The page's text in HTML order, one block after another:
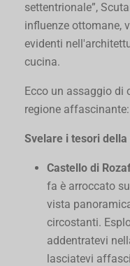
settentrionale”,
influenze ottomane,
evidenti
cucina.
Ecco un assaggio di
regione affascinante:
Svelare i tesori della
Castello di
fa è arroccato
vista
circostanti.
addentratevi
lasciatevi